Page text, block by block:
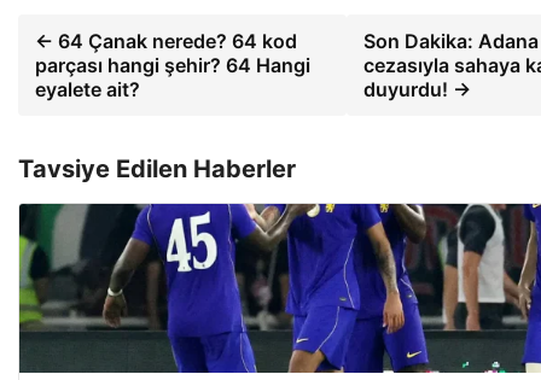
← 64 Çanak nerede? 64 kod
parçası hangi şehir? 64 Hangi
eyalete ait?
Son Dakika:
cezasıyla sahaya
duyurdu! →
Tavsiye Edilen Haberler